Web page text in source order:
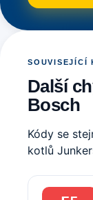
SOUVISEJÍCÍ
Další
Bosch
Kódy se
kotlů